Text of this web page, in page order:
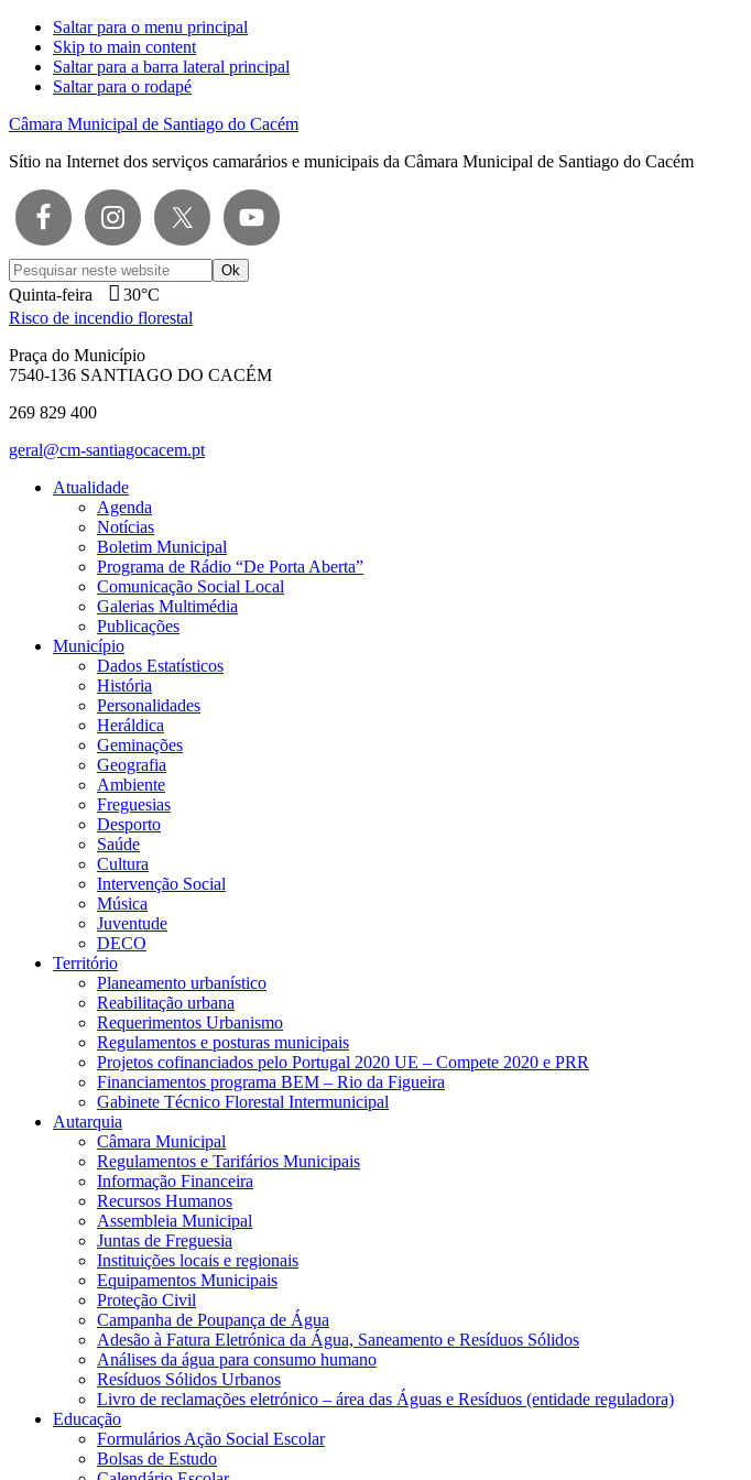
Saltar para o menu principal
Skip to main content
Saltar para a barra lateral principal
Saltar para o rodapé
Câmara Municipal de Santiago do Cacém
Sítio na Internet dos serviços camarários e municipais da Câmara Municipal de Santiago do Cacém
Pesquisar
neste
website
Quinta-feira
30°C
Risco de incendio florestal
Praça do Município
7540-136 SANTIAGO DO CACÉM
269 829 400
geral@cm-santiagocacem.pt
Atualidade
Agenda
Notícias
Boletim Municipal
Programa de Rádio “De Porta Aberta”
Comunicação Social Local
Galerias Multimédia
Publicações
Município
Dados Estatísticos
História
Personalidades
Heráldica
Geminações
Geografia
Ambiente
Freguesias
Desporto
Saúde
Cultura
Intervenção Social
Música
Juventude
DECO
Território
Planeamento urbanístico
Reabilitação urbana
Requerimentos Urbanismo
Regulamentos e posturas municipais
Projetos cofinanciados pelo Portugal 2020 UE – Compete 2020 e PRR
Financiamentos programa BEM – Rio da Figueira
Gabinete Técnico Florestal Intermunicipal
Autarquia
Câmara Municipal
Regulamentos e Tarifários Municipais
Informação Financeira
Recursos Humanos
Assembleia Municipal
Juntas de Freguesia
Instituições locais e regionais
Equipamentos Municipais
Proteção Civil
Campanha de Poupança de Água
Adesão à Fatura Eletrónica da Água, Saneamento e Resíduos Sólidos
Análises da água para consumo humano
Resíduos Sólidos Urbanos
Livro de reclamações eletrónico – área das Águas e Resíduos (entidade reguladora)
Educação
Formulários Ação Social Escolar
Bolsas de Estudo